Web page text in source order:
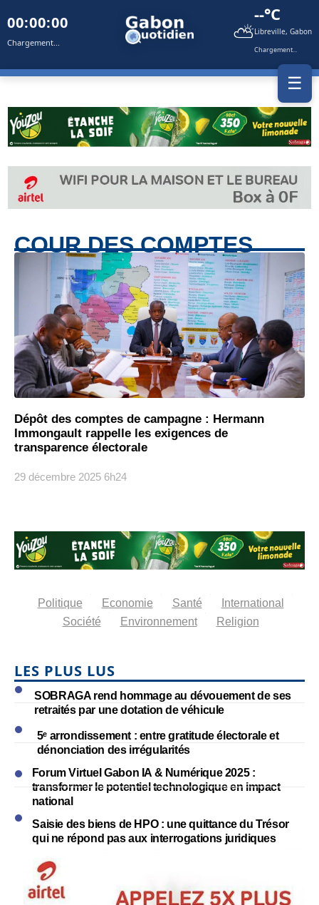
00:00:00
Chargement... ⛅
--°C
Libreville, Gabon
Chargement...
☰
COUR DES COMPTES
Dépôt des comptes de campagne : Hermann
Immongault rappelle les exigences de
transparence électorale
29 décembre 2025 6h24
Politique Economie Santé
International
Société
Environnement Religion
LES PLUS LUS
SOBRAGA rend hommage au dévouement de ses
retraités par une dotation de véhicule
5ᵉ arrondissement : entre gratitude électorale et
dénonciation des irrégularités
Forum Virtuel Gabon IA & Numérique 2025 :
transformer le potentiel technologique en impact
national
Saisie des biens de HPO : une quittance du Trésor
qui ne répond pas aux interrogations juridiques